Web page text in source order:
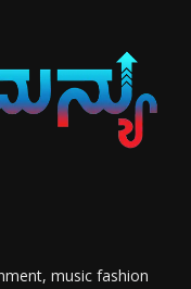
music fashion